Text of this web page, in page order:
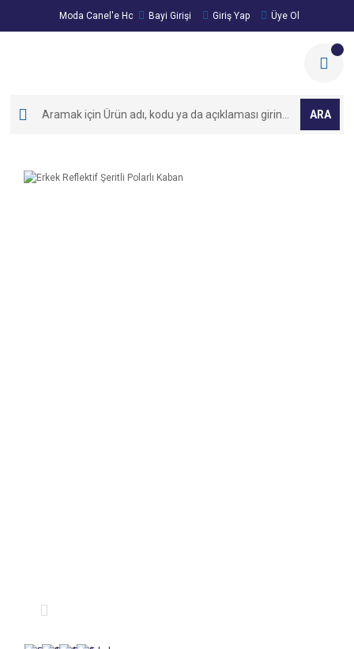
Moda Canel'e Hoşgeldiniz!
Bayi Girişi Giriş Yap Üye Ol
ARA